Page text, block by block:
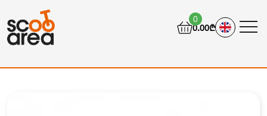
0.00₾
0